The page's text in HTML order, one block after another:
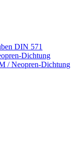
DIN 571
Dichtung
/ Neopren-Dichtung